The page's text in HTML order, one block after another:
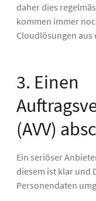
daher dies
kommen immer
Cloudlösungen aus
3. Einen
(AVV)
Ein seriöser
diesem ist klar und
Personendaten